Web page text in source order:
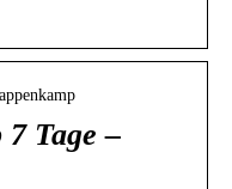
7 Tage –